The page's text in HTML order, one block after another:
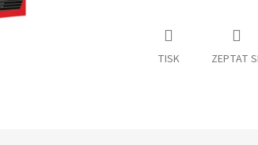
TISK ZEPTAT